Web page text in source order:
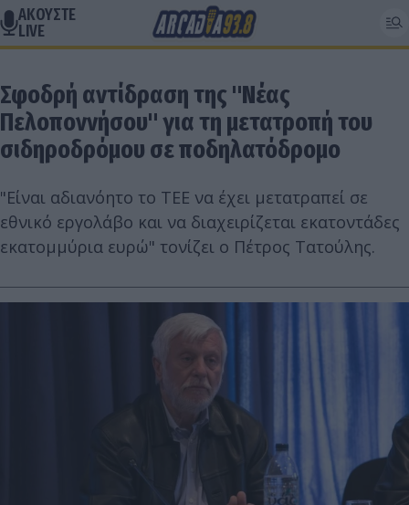
ΑΚΟΥΣΤΕ
LIVE
Σφοδρή αντίδραση της "Νέας
Πελοποννήσου" για τη μετατροπή του
σιδηροδρόμου σε ποδηλατόδρομο
"Είναι αδιανόητο το ΤΕΕ να έχει μετατραπεί σε
εθνικό εργολάβο και να διαχειρίζεται εκατοντάδες
εκατομμύρια ευρώ" τονίζει ο Πέτρος Τατούλης.